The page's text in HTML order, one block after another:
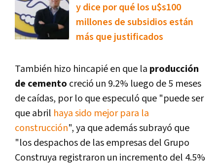
y dice por qué los u$s100
millones de subsidios están
más que justificados
También hizo hincapié en que la producción
de cemento creció un 9.2% luego de 5 meses
de caídas, por lo que especuló que "puede ser
que abril haya sido mejor para la
construcción", ya que además subrayó que
"los despachos de las empresas del Grupo
Construya registraron un incremento del 4.5%